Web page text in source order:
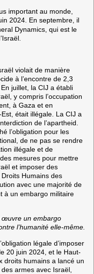
important au monde,
2024. En septembre, il
Dynamics, qui est le
violait de manière
à l’encontre de 2,3
juillet, la CIJ a établi
y compris l’occupation
à Gaza et en
était illégale. La CIJ a
de l’apartheid.
l’obligation pour les
de ne pas se rendre
illégale et de
mesures pour mettre
et imposer des
Humains des
avec une majorité de
à un embargo militaire
œuvre un embargo
l’humanité elle-même.
légale d’imposer
20 juin 2024, et le Haut-
droits humains a lancé un
armes avec Israël,